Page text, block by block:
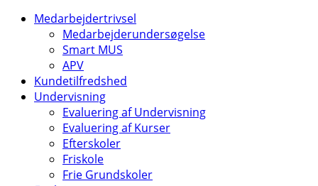
Medarbejdertrivsel
Medarbejderundersøgelse
Smart MUS
APV
Kundetilfredshed
Undervisning
Evaluering af Undervisning
Evaluering af Kurser
Efterskoler
Friskole
Frie Grundskoler